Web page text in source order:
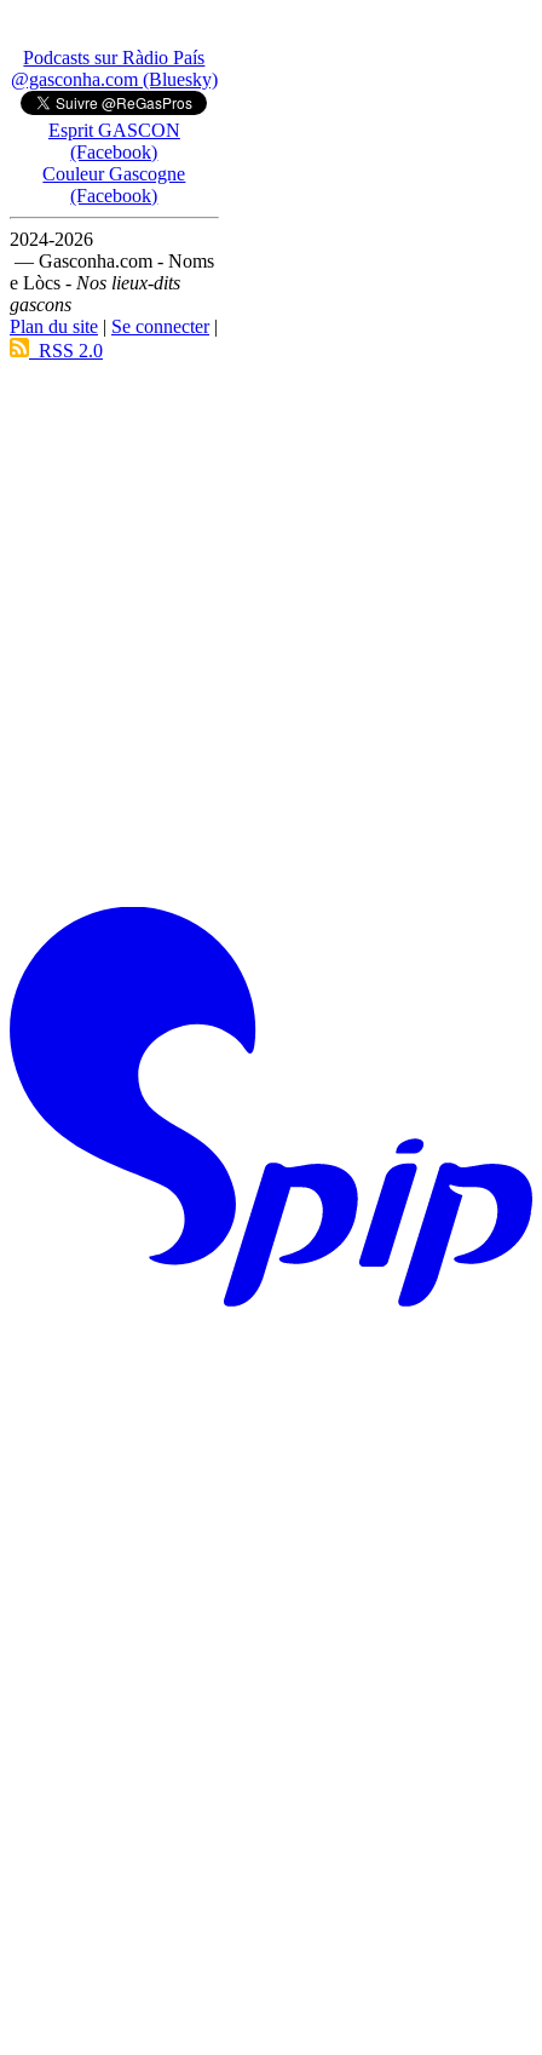
Podcasts sur Ràdio País
@gasconha.com (Bluesky)
Esprit GASCON
(Facebook)
Couleur Gascogne
(Facebook)
2024-2026
— Gasconha.com - Noms
e Lòcs - Nos lieux-dits
gascons
Plan du site | Se connecter|
RSS 2.0